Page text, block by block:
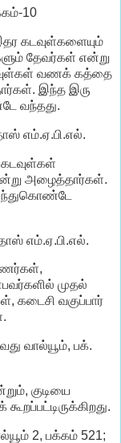
10
கடவுள்களையும்
தேவர்கள் என்று
வணக் கத்தை
இந்த இரு
வந்தது.
எம்.ஏ.பி.எல்.
கடவுள்கள்
அழைத்தார்கள்.
எம்.ஏ.பி.எல்.
மணர்கள்,
முதல்
கடைசி வகுப்பார்
வால்யூம், பக்.
குடியை
2, பக்கம் 521;